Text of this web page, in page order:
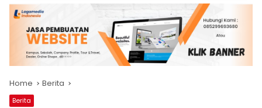
Home Berita
Berita